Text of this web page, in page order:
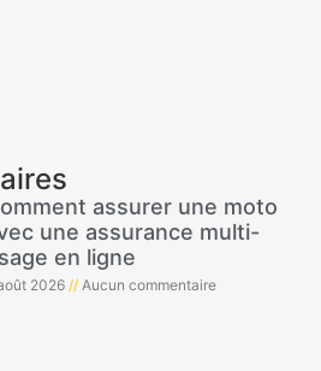
assurer une moto
une assurance multi-
en ligne
2026 Aucun commentaire